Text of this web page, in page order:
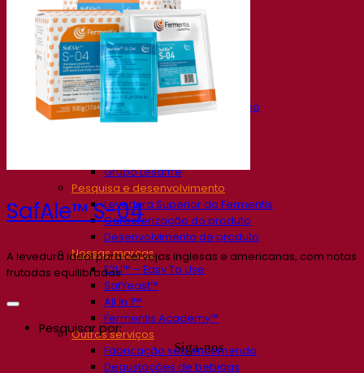
Nossa empresa
Sobre nós
Especialista em fermentação
O Campus Fermentis
Grupo Lesaffre
Pesquisa e desenvolvimento
Levedura Superior da Fermentis
Caracterização do produto
Desenvolvimento de produto
Nossas marcas
E2U™ – Easy To Use
SafYeast™
All In 1™
Fermentis Academy™
Outros serviços
Fabricação sob encomenda
Degustações de bebidas
SafAle™ S-04
A levedura ideal para cervejas inglesas e americanas, com notas
frutadas equilibradas
Siga-nos
Pesquisar por: